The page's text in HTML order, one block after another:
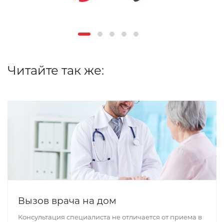
Читайте так же:
Вызов врача на дом
Консультация специалиста не отличается от приема в